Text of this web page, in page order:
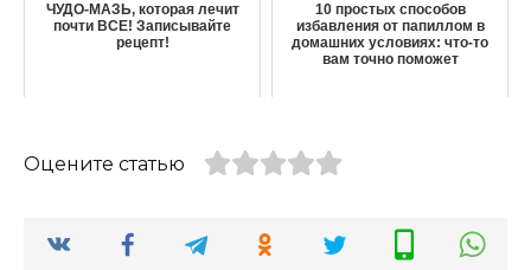
ЧУДО-МАЗЬ, которая лечит
почти ВСЕ! Записывайте
рецепт!
10 простых способов
избавления от папиллом в
домашних условиях: что-то
вам точно поможет
Оцените статью